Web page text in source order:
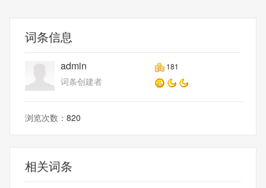
词条信息
admin 181
词条创建者
浏览次数： 820
相关词条